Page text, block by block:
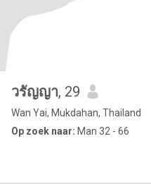
วรัญญา, 29
Wan Yai, Mukdahan, Thailand
Op zoek naar: Man 32 - 66